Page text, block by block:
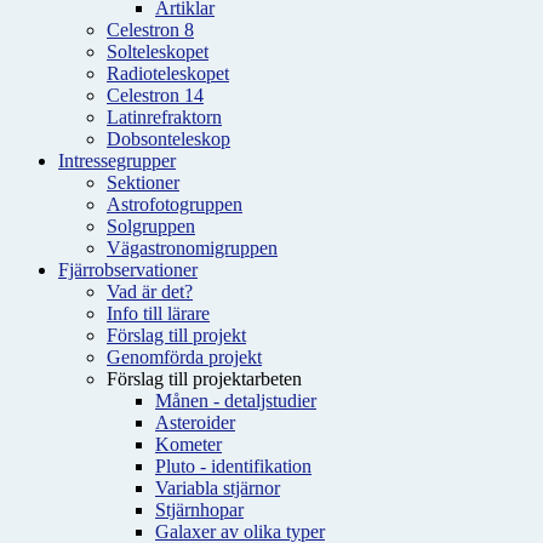
Artiklar
Celestron 8
Solteleskopet
Radioteleskopet
Celestron 14
Latinrefraktorn
Dobsonteleskop
Intressegrupper
Sektioner
Astrofotogruppen
Solgruppen
Vägastronomigruppen
Fjärrobservationer
Vad är det?
Info till lärare
Förslag till projekt
Genomförda projekt
Förslag till projektarbeten
Månen - detaljstudier
Asteroider
Kometer
Pluto - identifikation
Variabla stjärnor
Stjärnhopar
Galaxer av olika typer